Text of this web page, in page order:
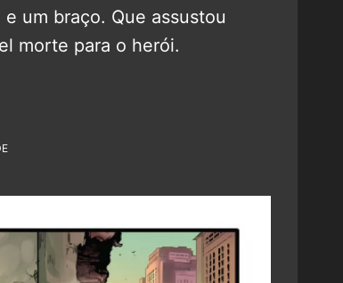
um braço. Que assustou
morte para o herói.